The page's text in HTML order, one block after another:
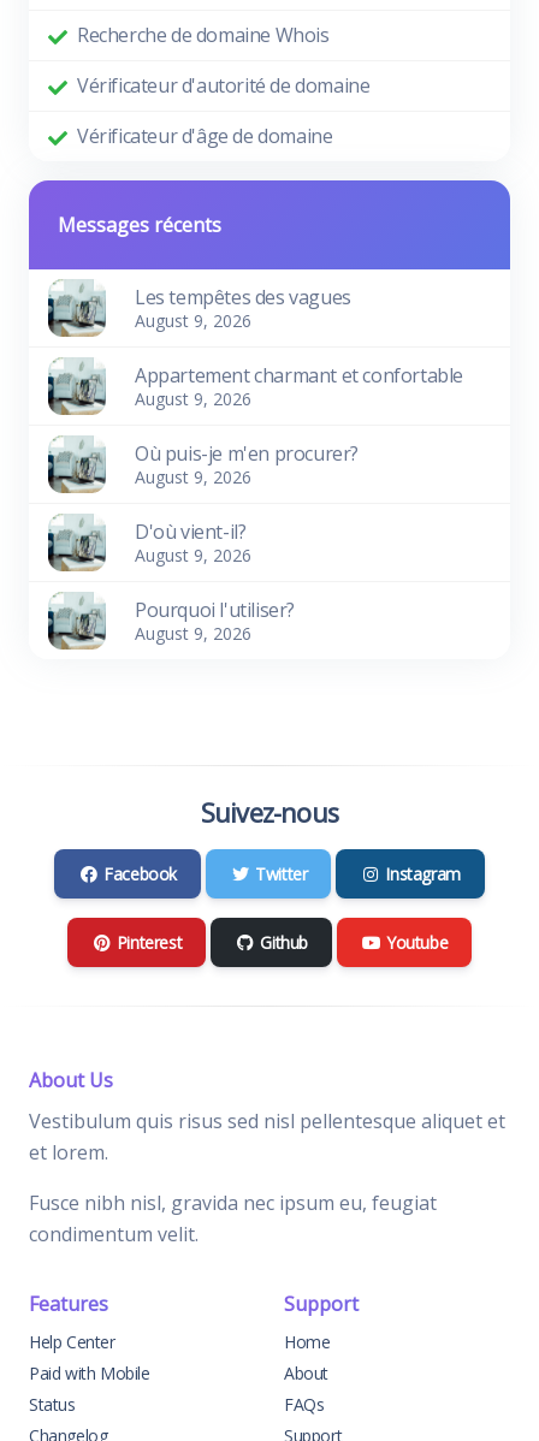
Recherche de domaine Whois
Vérificateur d'autorité de domaine
Vérificateur d'âge de domaine
Messages récents
Les tempêtes des vagues
August 9, 2026
Appartement charmant et confortable
August 9, 2026
Où puis-je m'en procurer?
August 9, 2026
D'où vient-il?
August 9, 2026
Pourquoi l'utiliser?
August 9, 2026
Suivez-nous
Facebook Twitter Instagram
Pinterest Github Youtube
About Us
Vestibulum quis risus sed nisl pellentesque aliquet et
et lorem.
Fusce nibh nisl, gravida nec ipsum eu, feugiat
condimentum velit.
Features
Help Center
Paid with Mobile
Status
Changelog
Support
Home
About
FAQs
Support